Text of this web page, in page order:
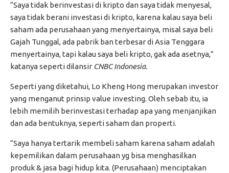
“Saya tidak berinvestasi di kripto dan saya tidak menyesal,
saya tidak berani investasi di kripto, karena kalau saya beli
saham ada perusahaan yang menyertainya, misal saya beli
Gajah Tunggal, ada pabrik ban terbesar di Asia Tenggara
menyertainya, tapi kalau saya beli kripto, gak ada asetnya,”
katanya seperti dilansir CNBC Indonesia.
Seperti yang diketahui, Lo Kheng Hong merupakan investor
yang menganut prinsip value investing. Oleh sebab itu, ia
lebih memilih berinvestasi terhadap apa yang menjanjikan
dan ada bentuknya, seperti saham dan properti.
“Saya hanya tertarik membeli saham karena saham adalah
kepemilikan dalam perusahaan yg bisa menghasilkan
produk & jasa bagi hidup kita. (Perusahaan) menciptakan